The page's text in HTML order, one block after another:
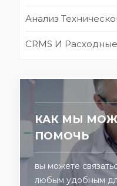
Анализ
CRMS И
КАК МЫ
ПОМОЧЬ
вы можете
любым удобным